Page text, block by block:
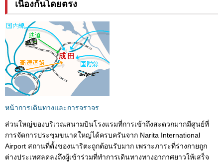
เนื่องกันโดยตรง
หน้าการเดินทางและการจราจร
ส่วนใหญ่ของบริเวณสนามบินโรงแรมที่การเข้าถึงสะดวกมากมีศูนย์ที่
การจัดการประชุมขนาดใหญ่ได้ครบครันจาก Narita International
Airport สถานที่ตั้งของนาริตะถูกต้อนรับมาก เพราะภาระที่ร่างกายถูก
ต่างประเทศลดลงถึงผู้เข้าร่วมที่ทำการเดินทางทางอากาศยาวให้เสร็จ